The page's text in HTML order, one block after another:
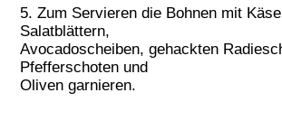
5. Zum Servieren die Bohnen mit
Salatblättern,
Avocadoscheiben, gehackten
Pfefferschoten und
Oliven garnieren.